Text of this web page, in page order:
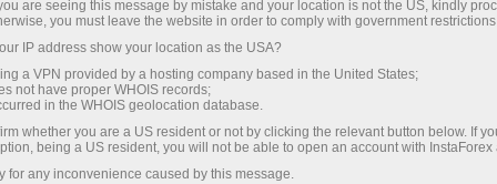
are seeing this message by mistake and your location is not the US, kindly
you must leave the website in order to comply with government
IP address show your location as the USA?
a VPN provided by a hosting company based in the United States;
not have proper WHOIS records;
in the WHOIS geolocation database.
whether you are a US resident or not by clicking the relevant button below. If
being a US resident, you will not be able to open an account with InstaForex
for any inconvenience caused by this message.